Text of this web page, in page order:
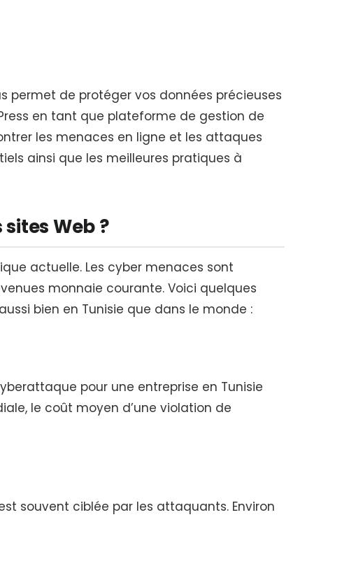
permet de protéger vos données précieuses
en tant que plateforme de gestion de
les menaces en ligne et les attaques
ainsi que les meilleures pratiques à
Web ?
actuelle. Les cyber menaces sont
monnaie courante. Voici quelques
bien en Tunisie que dans le monde :
pour une entreprise en Tunisie
le coût moyen d’une violation de
souvent ciblée par les attaquants. Environ